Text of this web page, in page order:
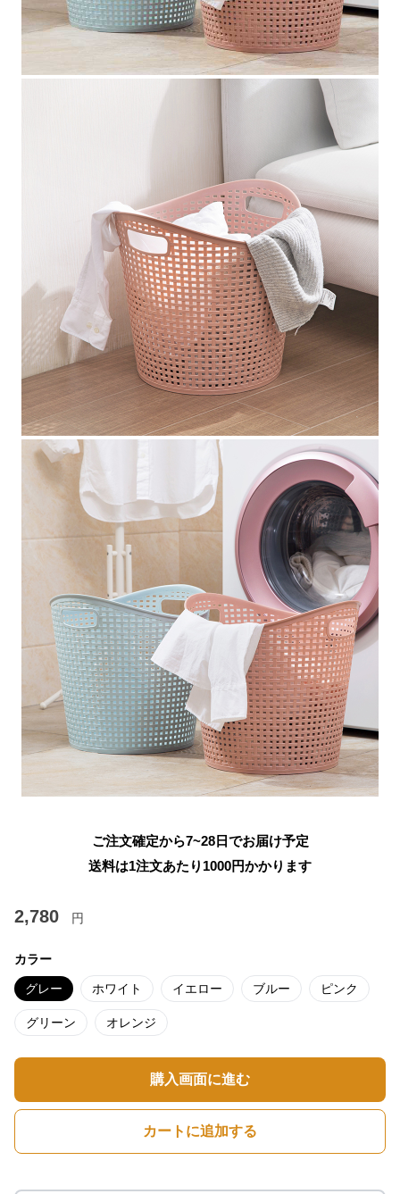
ご注文確定から7~28日でお届け予定
送料は1注文あたり 1000円かかります
2,780 円
カラー
グレー ホワイト イエロー ブルー ピンク
グリーン オレンジ
購入画面に進む
カートに追加する